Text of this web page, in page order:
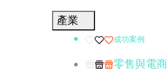
產業
成功案例
零售與電商